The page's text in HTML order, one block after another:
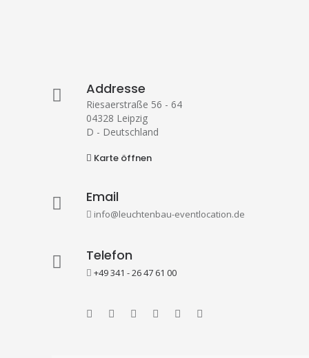
Addresse
Riesaerstraße 56 - 64
04328 Leipzig
D - Deutschland
Karte öffnen
Email
info@leuchtenbau-eventlocation.de
Telefon
+49 341 - 26 47 61 00